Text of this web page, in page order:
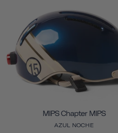
MIPS Chapter MIPS
AZUL NOCHE